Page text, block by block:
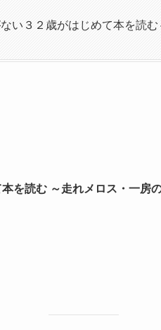
い３２歳がはじめて本を読む
を読む ～走れメロス・一房